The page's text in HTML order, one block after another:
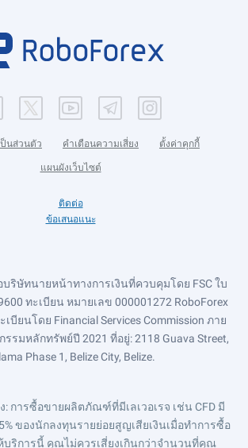
นส่วนตัว คำเตือนความเสี่ยง ตั้งค่าคุกกี้
แผนผังเว็บไซต์
ติดต่อ
ข้อเสนอแนะ
บริษัทนายหน้าทางการเงินที่ควบคุมโดย FSC ใบ
ทะเบียน หมายเลข 000001272 RoboForex
บียนโดย Financial Services Commission ภาย
รมหลักทรัพย์ปี 2021 ที่อยู่: 2118 Guava Street,
Phase 1, Belize City, Belize.
: การซื้อขายผลิตภัณฑ์ที่มีเลเวอเรจ เช่น CFD มี
ของนักลงทุนรายย่อยสูญเสียเงินเมื่อทำการซื้อ
บริการนี้ คุณไม่ควรเสี่ยงเกินกว่าจำนวนที่คุณ